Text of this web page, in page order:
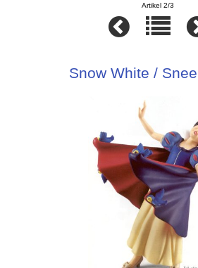
Artikel 2/3
Snow White /